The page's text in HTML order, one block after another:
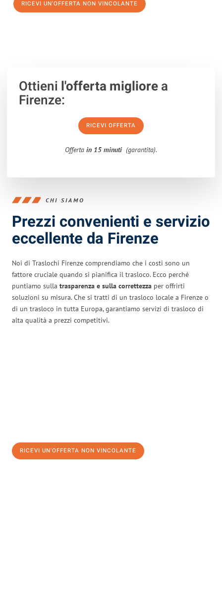
RICEVI UN'OFFERTA NON VINCOLANTE
Ottieni l'offerta migliorea
Firenze:
RICEVI OFFERTA
Offerta in 15 minuti (garantita).
CHI SIAMO
Prezzi convenienti e servizio
eccellente da Firenze
Noi di Traslochi Firenze comprendiamo che i costi sono un
fattore cruciale quando si pianifica il trasloco. Ecco perché
puntiamo sulla trasparenza e sulla correttezza per offrirti
soluzioni su misura. Che si tratti di un trasloco locale a Firenze o
di un trasloco in tutta Europa, garantiamo servizi di trasloco di
alta qualità a prezzi competitivi.
RICEVI UN'OFFERTA NON VINCOLANTE